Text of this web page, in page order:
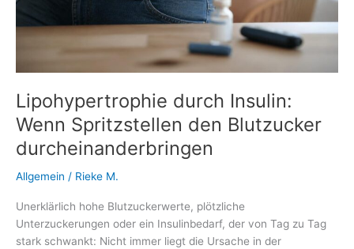
Lipohypertrophie durch Insulin:
Wenn Spritzstellen den Blutzucker
durcheinanderbringen
Allgemein / Rieke M.
Unerklärlich hohe Blutzuckerwerte, plötzliche
Unterzuckerungen oder ein Insulinbedarf, der von Tag zu Tag
stark schwankt: Nicht immer liegt die Ursache in der